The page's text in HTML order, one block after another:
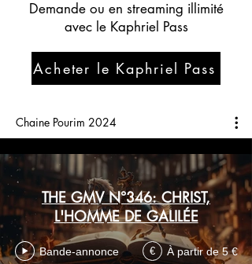
Demande ou en streaming illimité
avec le Kaphriel Pass
Acheter le Kaphriel Pass
Chaine Pourim 2024
THE GMV N°346: CHRIST,
L'HOMME DE GALILÉE
Bande-annonce € À partir de 5 €